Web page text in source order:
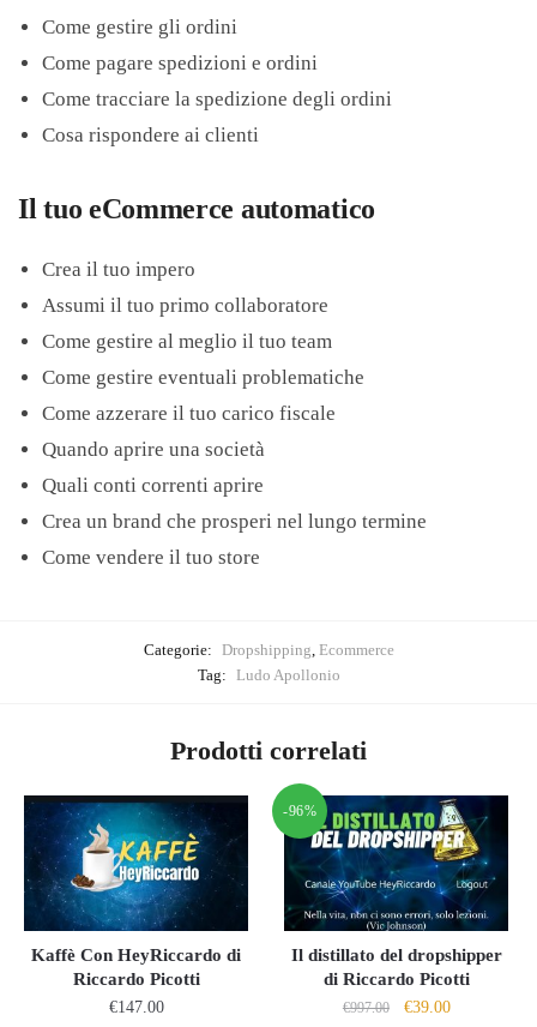
Come gestire gli ordini
Come pagare spedizioni e ordini
Come tracciare la spedizione degli ordini
Cosa rispondere ai clienti
Il tuo eCommerce automatico
Crea il tuo impero
Assumi il tuo primo collaboratore
Come gestire al meglio il tuo team
Come gestire eventuali problematiche
Come azzerare il tuo carico fiscale
Quando aprire una società
Quali conti correnti aprire
Crea un brand che prosperi nel lungo termine
Come vendere il tuo store
Categorie: Dropshipping, Ecommerce
Tag: Ludo Apollonio
Prodotti correlati
Kaffè Con HeyRiccardo di
Riccardo Picotti
€147.00
-96%
Il distillato del dropshipper
di Riccardo Picotti
€997.00
Il
€39.00Il